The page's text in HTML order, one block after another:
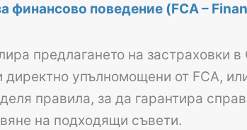
финансово поведение (FCA –
предлагането на застраховки
директно упълномощени от FCA,
правила, за да гарантира
на подходящи съвети.